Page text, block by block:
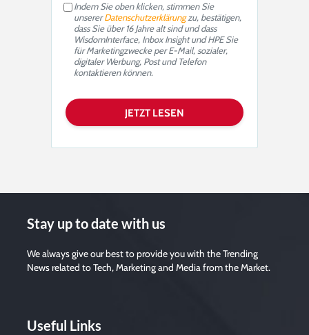
Indem Sie oben klicken, stimmen Sie
unsererDatenschutzerklärungzu, bestätigen,
dass Sie über 16 Jahre alt sind und dass
WisdomInterface, Inbox Insight und HPE Sie
für Marketingzwecke per E-Mail, sozialer,
digitaler Werbung, Post und Telefon
kontaktieren können.
Stay up to date with us
We always give our best to provide you with the Trending
News related to Tech, Marketing and Media from the Market.
Useful Links